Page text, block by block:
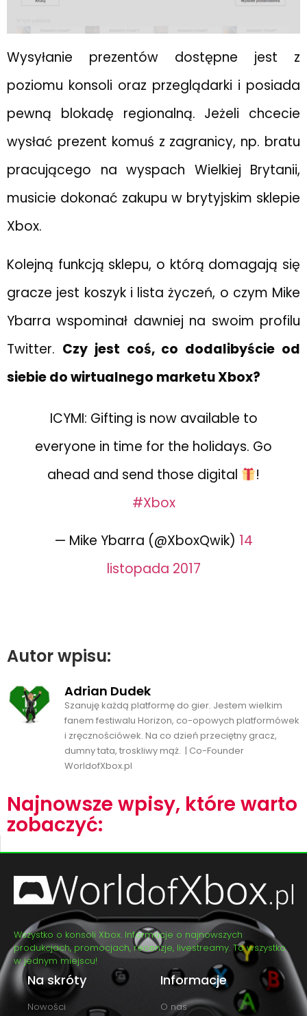
Wysyłanie prezentów dostępne jest z
poziomu konsoli oraz przeglądarki i posiada
pewną blokadę regionalną. Jeżeli chcecie
wysłać prezent komuś z zagranicy, np. bratu
pracującego na wyspach Wielkiej Brytanii,
musicie dokonać zakupu w brytyjskim sklepie
Xbox.
Kolejną funkcją sklepu, o którą domagają się
gracze jest koszyk i lista życzeń, o czym Mike
Ybarra wspominał dawniej na swoim profilu
Twitter. Czy jest coś, co dodalibyście od
siebie do wirtualnego marketu Xbox?
ICYMI: Gifting is now available to
everyone in time for the holidays. Go
ahead and send those digital
!
#Xbox
— Mike Ybarra (@XboxQwik) 14
listopada 2017
Autor wpisu:
Adrian Dudek
Szanuję każdą platformę do gier. Jestem wielkim
fanem festiwalu Horizon, co-opowych platformówek
i zręcznościówek. Na co dzień przeciętny gracz,
dumny tata, troskliwy mąż. | Co-Founder
WorldofXbox.pl
Najnowsze wpisy, które warto
zobaczyć:
Wszystko o konsoli Xbox. Informacje o najnowszych
produkcjach, promocjach, recenzje, livestreamy. To wszystko
w jednym miejscu!
Na skróty
Nowości
Informacje
O nas